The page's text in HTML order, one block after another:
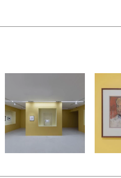
“波普工厂”互动体验区。“波普工厂”
标志性红沙发上，效仿“工厂”工作室
打卡。
拉，1928年8月6日出生于宾夕法尼
至1949年，就读于卡内基理工学
毕业后即在纽约以商业插画家的身份
年代至1987年去世，沃霍尔是一位
画家、雕塑家、插画家、摄影师，并